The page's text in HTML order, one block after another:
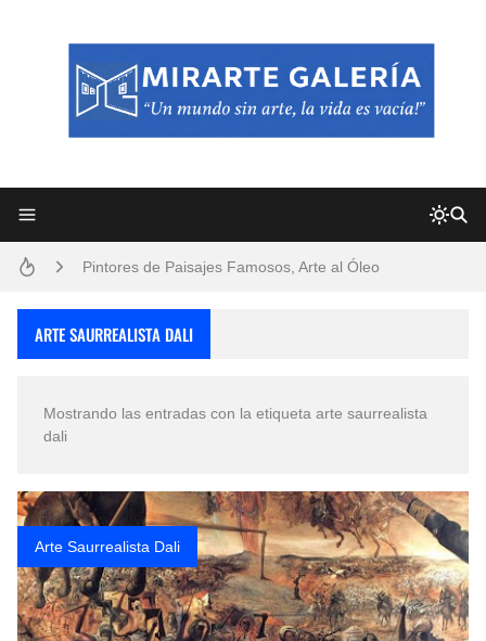
Pintores de Paisajes Famosos, Arte al Óleo
Rostros Bellos, La Perfección del Dibujo A Lápiz, Biryulina Vita
Fotos Artísticas de las Actrices de Hollywood Más Bellas del Mundo
Que significan los cuadros de negras africanas?
ARTE SAURREALISTA DALI
Mostrando las entradas con la etiqueta arte saurrealista
dali
Arte Saurrealista Dali